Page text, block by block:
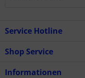
Service Hotline
Shop Service
Informationen